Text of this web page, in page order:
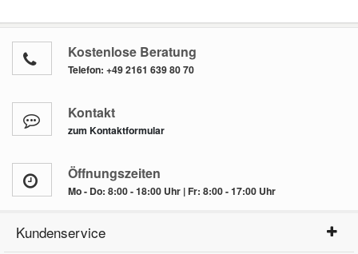
Kostenlose Beratung
Telefon: +49 2161 639 80 70
Kontakt
zum Kontaktformular
Öffnungszeiten
Mo - Do: 8:00 - 18:00 Uhr | Fr: 8:00 - 17:00 Uhr
Kundenservice